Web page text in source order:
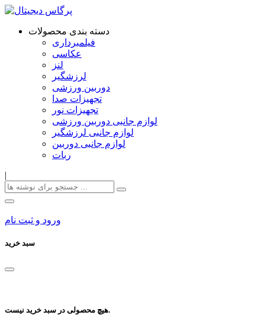
دسته بندی محصولات
فیلمبرداری
عکاسی
لنز
لرزشگیر
دوربین ورزشی
تجهیزات صدا
تجهیزات نور
لوازم جانبی دوربین ورزشی
لوازم جانبی لرزشگیر
لوازم جانبی دوربین
ربات
|
ورود و ثبت نام
سبد خرید
هیچ محصولی در سبد خرید نیست.